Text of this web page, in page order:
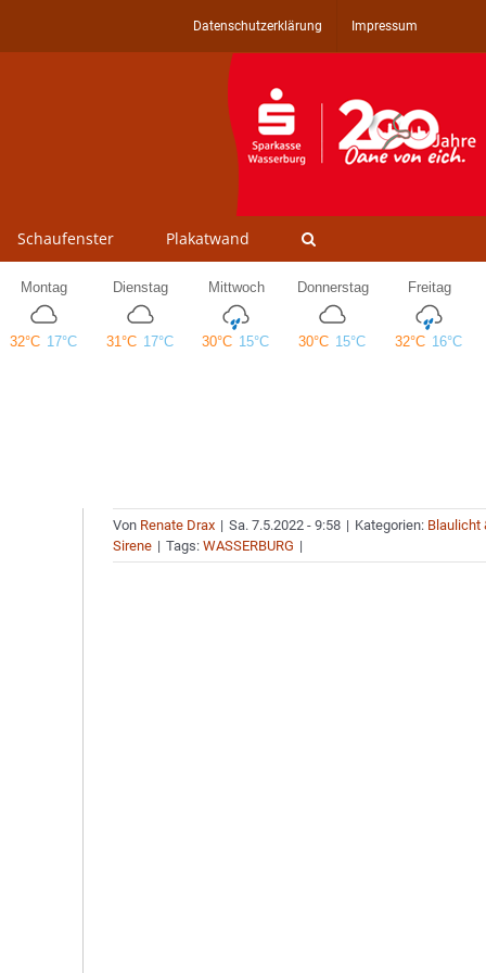
Datenschutzerklärung Impressum
Schaufenster Plakatwand
Von Renate Drax | Sa. 7.5.2022 - 9:58 | Kategorien: Blaulicht
Sirene | Tags:WASSERBURG |